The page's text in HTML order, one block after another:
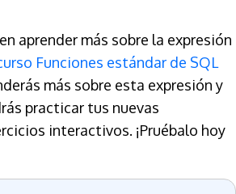
aprender más sobre la expresión
Funciones estándar de SQL
más sobre esta expresión y
practicar tus nuevas
interactivos. ¡Pruébalo hoy